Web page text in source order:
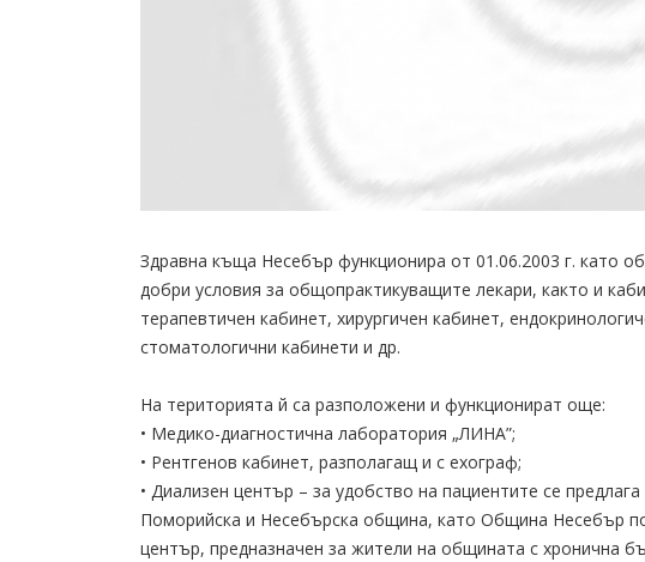
Здравна къща Несебър функционира от 01.06.2003 г. като
добри условия за общопрактикуващите лекари, както и
терапевтичен кабинет, хирургичен кабинет,
стоматологични кабинети и др.
На територията й са разположени и функционират още:
• Медико-диагностична лаборатория „ЛИНА”;
• Рентгенов кабинет, разполагащ и с ехограф;
• Диализен център – за удобство на пациентите се
Поморийска и Несебърска община, като Община Несебър
център, предназначен за жители на общината с хронична